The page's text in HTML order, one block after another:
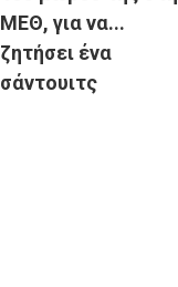
ΜΕΘ, για να...
ζητήσει ένα
σάντουιτς